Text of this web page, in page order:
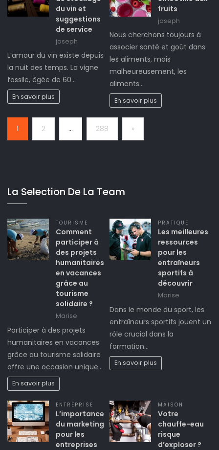
du vin et
suggestions
de service
joseph
L’amour du vin existe depuis
la nuit des temps. La vigne
fossile, âgée de 60…
En savoir plus
fruits
joseph
Nous cherchons toujours à
associer santé et goût dans
les aliments, mais
malheureusement, les
aliments…
En savoir plus
1 2 … 288 Next
»
La Selection De La Team
TOURISME
Comment
participer à
des projets
humanitaires
en vacances
grâce au
tourisme
solidaire ?
Marise
Participer à des projets
humanitaires en vacances
grâce au tourisme solidaire
offre une occasion unique…
En savoir plus
PRATIQUE
Les meilleures
ressources
pour les
entraîneurs
sportifs à
découvrir
Marise
Dans le monde du sport, les
entraîneurs sportifs jouent un
rôle crucial dans la
formation…
En savoir plus
ENTREPRISE
L’importance
du marketing
pour les
entreprises
MAISON
Votre
chauffe-eau
risque
d’exploser ?